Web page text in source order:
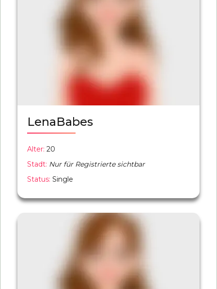
LenaBabes
Alter: 20
Stadt: Nur für Registrierte sichtbar
Status: Single